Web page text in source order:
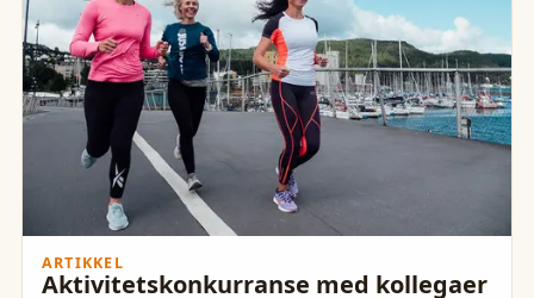
ARTIKKEL
Aktivitetskonkurranse med kollegaer